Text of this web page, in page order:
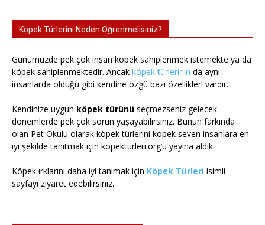
Köpek Türlerini Neden Öğrenmelisiniz?
Günümüzde pek çok insan köpek sahiplenmek istemekte ya da
köpek sahiplenmektedir. Ancak köpek türlerinin da aynı
insanlarda olduğu gibi kendine özgü bazı özellikleri vardır.
Kendinize uygun köpek türünü seçmezseniz gelecek
dönemlerde pek çok sorun yaşayabilirsiniz. Bunun farkında
olan Pet Okulu olarak köpek türlerini köpek seven insanlara en
iyi şekilde tanıtmak için kopekturleri.org’u yayına aldık.
Köpek ırklarını daha iyi tanımak için Köpek Türleri isimli
sayfayı ziyaret edebilirsiniz.